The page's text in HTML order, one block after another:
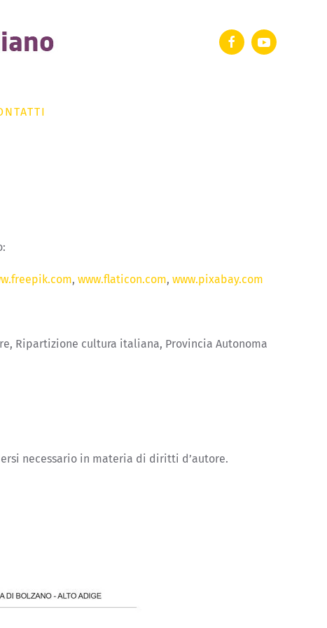
, www.flaticon.com, www.pixabay.com
Ripartizione cultura italiana, Provincia Autonoma
necessario in materia di diritti d’autore.